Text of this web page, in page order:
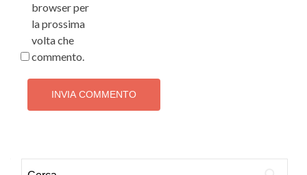
browser per
la prossima
volta che
commento.